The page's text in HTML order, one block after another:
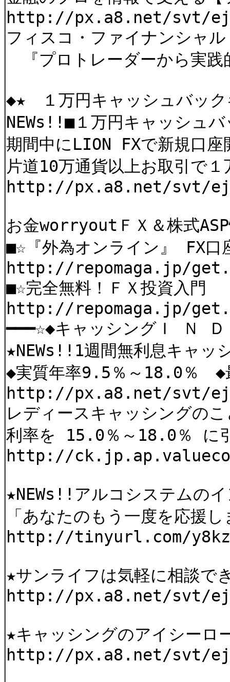
http://px.a8.net/svt/
フィスコ・ファイナンシャ
『プロトレーダーから実践
◆★ １万円キャッシュバック
NEWs!!■１万円キャッシュ
期間中にLION FXで新規口座
片道10万通貨以上お取引で
http://px.a8.net/svt/
お金worryoutＦＸ＆株式
■☆『外為オンライン』 FX
http://repomaga.jp/
■☆完全無料！ＦＸ投資入門
http://repomaga.jp/
━━━☆◆キャッシングＩ Ｎ
★NEWs!!1週間無利息キャッ
◆実質年率9.5％～18.0％
http://px.a8.net/svt/
レディースキャッシングの
利率を 15.0％～18.0％ に
http://
★NEWs!!アルコシステムの
「あなたのもう一度を応援
http://tinyurl.com/
★サンライフは気軽に相談で
http://px.a8.net/svt/
★キャッシングのアイシーロ
http://px.a8.net/svt/